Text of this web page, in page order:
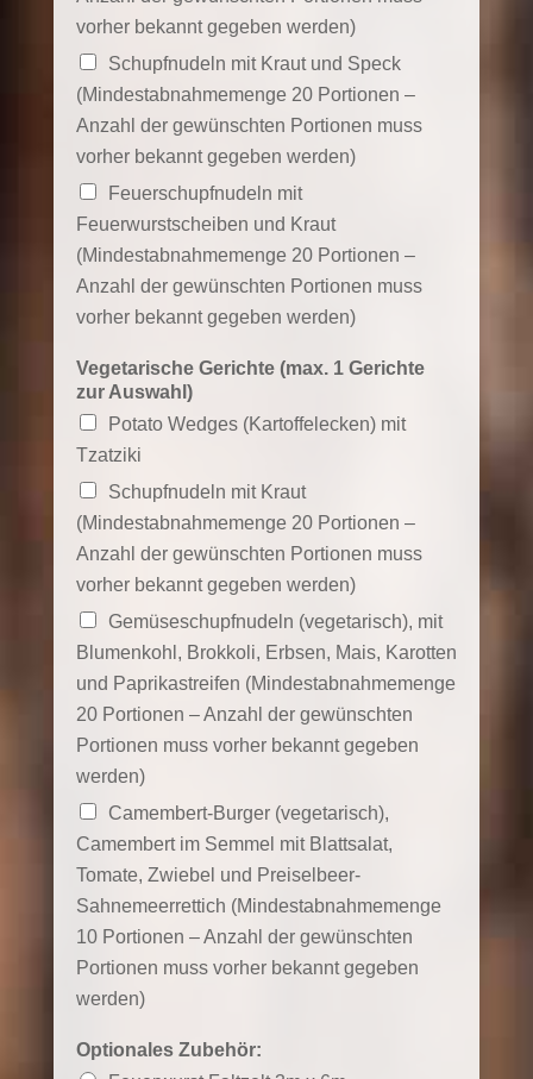
vorher bekannt gegeben werden)
Schupfnudeln mit Kraut und Speck
(Mindestabnahmemenge 20 Portionen –
Anzahl der gewünschten Portionen muss
vorher bekannt gegeben werden)
Feuerschupfnudeln mit
Feuerwurstscheiben und Kraut
(Mindestabnahmemenge 20 Portionen –
Anzahl der gewünschten Portionen muss
vorher bekannt gegeben werden)
Vegetarische Gerichte (max. 1 Gerichte
zur Auswahl)
Potato Wedges (Kartoffelecken) mit
Tzatziki
Schupfnudeln mit Kraut
(Mindestabnahmemenge 20 Portionen –
Anzahl der gewünschten Portionen muss
vorher bekannt gegeben werden)
Gemüseschupfnudeln (vegetarisch), mit
Blumenkohl, Brokkoli, Erbsen, Mais, Karotten
und Paprikastreifen (Mindestabnahmemenge
20 Portionen – Anzahl der gewünschten
Portionen muss vorher bekannt gegeben
werden)
Camembert-Burger (vegetarisch),
Camembert im Semmel mit Blattsalat,
Tomate, Zwiebel und Preiselbeer-
Sahnemeerrettich (Mindestabnahmemenge
10 Portionen – Anzahl der gewünschten
Portionen muss vorher bekannt gegeben
werden)
Optionales Zubehör: